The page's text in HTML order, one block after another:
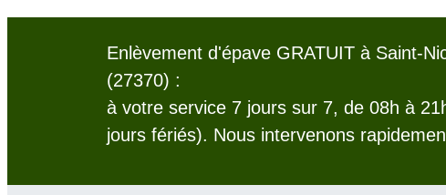
Enlèvement d'épave GRATUIT à Saint-
(27370) :
à votre service 7 jours sur 7, de 08h à
jours fériés). Nous intervenons